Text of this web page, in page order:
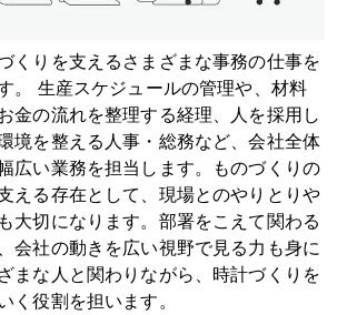
くりを支えるさまざまな事務の仕事を
。 生産スケジュールの管理や、材料
金の流れを整理する経理、人を採用し
境を整える人事・総務など、会社全体
広い業務を担当します。ものづくりの
える存在として、現場とのやりとりや
大切になります。部署をこえて関わる
会社の動きを広い視野で見る力も身に
まな人と関わりながら、時計づくりを
く役割を担います。